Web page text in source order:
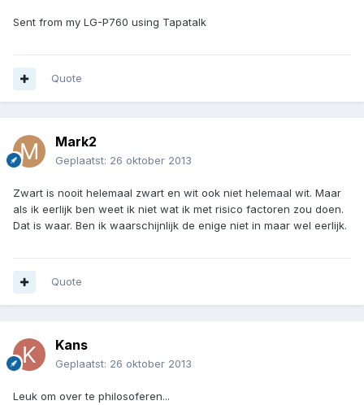
Sent from my LG-P760 using Tapatalk
Quote
Mark2
Geplaatst: 26 oktober 2013
Zwart is nooit helemaal zwart en wit ook niet helemaal wit. Maar
als ik eerlijk ben weet ik niet wat ik met risico factoren zou doen.
Dat is waar. Ben ik waarschijnlijk de enige niet in maar wel eerlijk.
Quote
Kans
Geplaatst: 26 oktober 2013
Leuk om over te philosoferen...